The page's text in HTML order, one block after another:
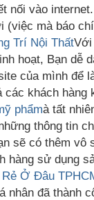
nối vào
(việc mà báo
Trí Nội ThấtVới
hoạt, Bạn dễ
của mình để
các khách hàng
phẩmà tất
thông tin
sẽ có thêm vô
hàng sử dụng
Ở Đâu
nhân đã thành